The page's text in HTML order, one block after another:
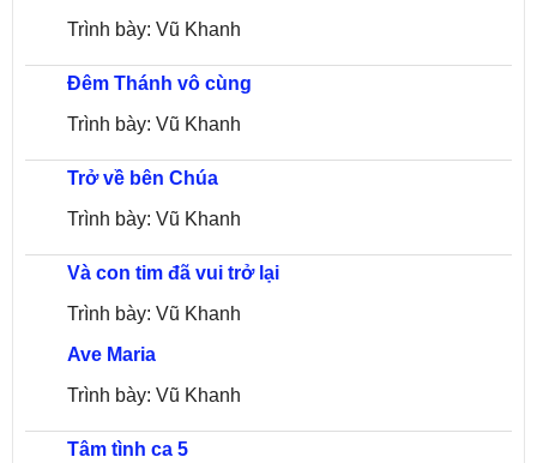
Trình bày: Vũ Khanh
Đêm Thánh vô cùng
Trình bày: Vũ Khanh
Trở về bên Chúa
Trình bày: Vũ Khanh
Và con tim đã vui trở lại
Trình bày: Vũ Khanh
Ave Maria
Trình bày: Vũ Khanh
Tâm tình ca 5